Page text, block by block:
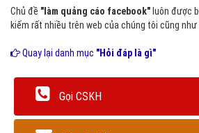
Chủ đề "làm quảng cáo facebook" luôn được
kiếm rất nhiều trên web của chúng tôi cũng như
Quay lại danh mục "Hỏi đáp là gì"
Gọi CSKH